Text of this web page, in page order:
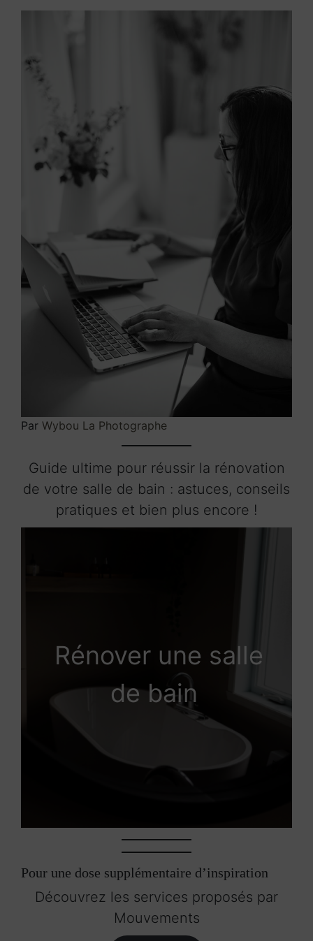
Par Wybou La Photographe
Guide ultime pour réussir la rénovation
de votre salle de bain : astuces, conseils
pratiques et bien plus encore !
Rénover une salle
de bain
Pour une dose supplémentaire d’inspiration
Découvrez les services proposés par
Mouvements